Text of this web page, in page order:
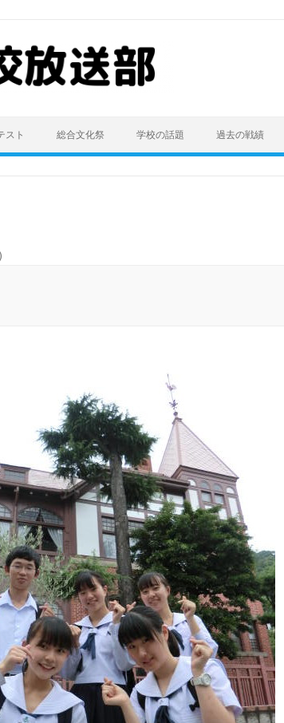
スト 総合文化祭 学校の話題 過去の戦績
)